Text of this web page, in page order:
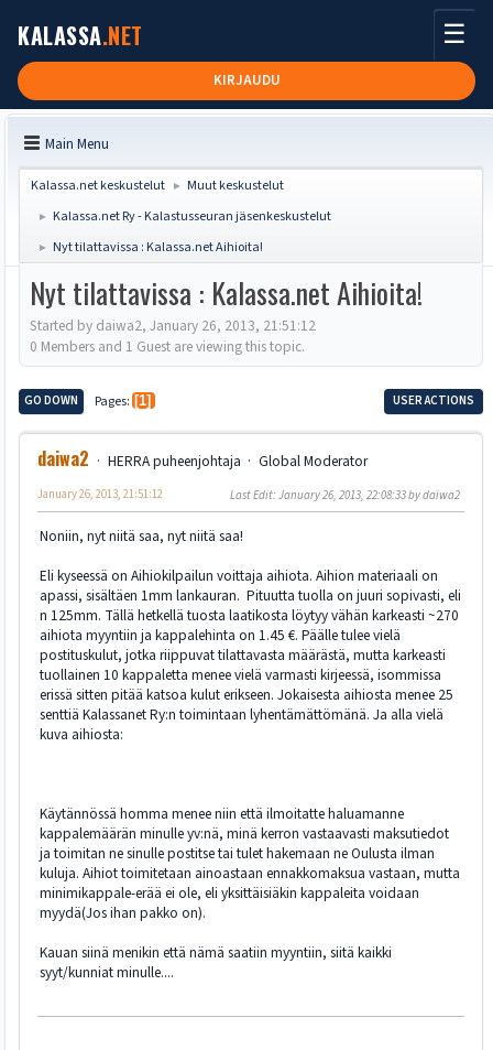
KALASSA.NET
KIRJAUDU
☰
Main Menu
Kalassa.net keskustelut ► Muut keskustelut
► Kalassa.net Ry - Kalastusseuran jäsenkeskustelut
► Nyt tilattavissa : Kalassa.net Aihioita!
Nyt tilattavissa : Kalassa.net Aihioita!
Started by daiwa2, January 26, 2013, 21:51:12
0 Members and 1 Guest are viewing this topic.
GO DOWN Pages 1 USER ACTIONS
daiwa2 HERRA puheenjohtaja Global Moderator
January 26, 2013, 21:51:12 Last Edit: January 26, 2013, 22:08:33 by daiwa2
Noniin, nyt niitä saa, nyt niitä saa!
Eli kyseessä on Aihiokilpailun voittaja aihiota. Aihion materiaali on
apassi, sisältäen 1mm lankauran. Pituutta tuolla on juuri sopivasti, eli
n 125mm. Tällä hetkellä tuosta laatikosta löytyy vähän karkeasti ~270
aihiota myyntiin ja kappalehinta on 1.45 €. Päälle tulee vielä
postituskulut, jotka riippuvat tilattavasta määrästä, mutta karkeasti
tuollainen 10 kappaletta menee vielä varmasti kirjeessä, isommissa
erissä sitten pitää katsoa kulut erikseen. Jokaisesta aihiosta menee 25
senttiä Kalassanet Ry:n toimintaan lyhentämättömänä. Ja alla vielä
kuva aihiosta:
Käytännössä homma menee niin että ilmoitatte haluamanne
kappalemäärän minulle yv:nä, minä kerron vastaavasti maksutiedot
ja toimitan ne sinulle postitse tai tulet hakemaan ne Oulusta ilman
kuluja. Aihiot toimitetaan ainoastaan ennakkomaksua vastaan, mutta
minimikappale-erää ei ole, eli yksittäisiäkin kappaleita voidaan
myydä(Jos ihan pakko on).
Kauan siinä menikin että nämä saatiin myyntiin, siitä kaikki
syyt/kunniat minulle....